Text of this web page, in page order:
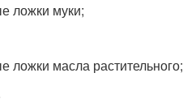
ложки муки;
ложки масла растительного;